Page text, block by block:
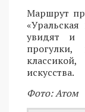
Маршрут
«Уральская
увидят и
искусства.
Фото: Атом